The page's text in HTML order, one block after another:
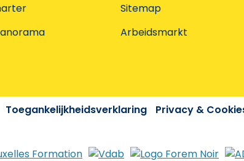
Sitemap
Arbeidsmarkt
Toegankelijkheidsverklaring Privacy &